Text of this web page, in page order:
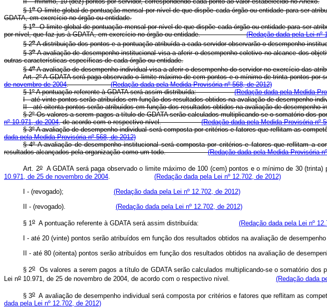
§ 1oO limite global de pontuação mensal por nível de que dispõe cada órgão ou entidade para ser
GDATA, em exercício no órgão ou entidade.
§ 1oO limite global de pontuação mensal por nível de que dispõe cada órgão ou entidade para ser
por nível, que faz jus à GDATA, em exercício no órgão ou entidade.(Redação dada pela Lei nº
§ 2oA distribuição dos pontos e a pontuação atribuída a cada servidor observarão o desempenho
§ 3oA avaliação de desempenho institucional visa a aferir o desempenho coletivo no alcance dos
outras características específicas de cada órgão ou entidade.
§ 4oA avaliação de desempenho individual visa a aferir o desempenho do servidor no exercício das
Art. 2º A GDATA será paga observado o limite máximo de cem pontos e o mínimo de trinta pontos
de novembro de 2004.(Redação dada pela Medida Provisória nº 568, de 2012)
§ 1º A pontuação referente à GDATA será assim distribuída:
(Redação dada pela Medida
I - até vinte pontos serão atribuídos em função dos resultados obtidos na avaliação de desempenho
II - até oitenta pontos serão atribuídos em função dos resultados obtidos na avaliação de
§ 2º Os valores a serem pagos a título de GDATA serão calculados multiplicando-se o somatório dos
nº 10.971, de 2004,de acordo com o respectivo nível.(Redação dada pela Medida Provisória nº
§ 3º A avaliação de desempenho individual será composta por critérios e fatores que reflitam
dada pela Medida Provisória nº 568, de 2012)
§ 4º A avaliação de desempenho institucional será composta por critérios e fatores que reflitam a
resultados alcançados pela organização como um todo.
(Redação dada pela Medida Provisória
Art. 2oA GDATA será paga observado o limite máximo de 100 (cem) pontos e o mínimo de 30
10.971, de 25 de novembro de 2004
(Redação dada pela Lei nº 12.702, de 2012)
I - (revogado); (Redação dada pela Lei nº 12.702, de 2012)
II - (revogado). (Redação dada pela Lei nº 12.702, de 2012)
§ 1o A pontuação referente à GDATA será assim distribuída:
(Redação dada pela Lei nº
I - até 20 (vinte) pontos serão atribuídos em função dos resultados obtidos na avaliação de
II - até 80 (oitenta) pontos serão atribuídos em função dos resultados obtidos na avaliação
§ 2oOs valores a serem pagos a título de GDATA serão calculados multiplicando-se o somatório
Lei no 10.971, de 25 de novembro de 2004, de acordo com o respectivo nível. (Redação dada
§ 3oA avaliação de desempenho individual será composta por critérios e fatores que reflitam
dada pela Lei nº 12.702, de 2012)